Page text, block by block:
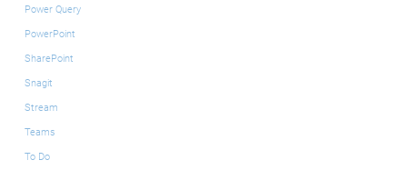
Power Query
PowerPoint
SharePoint
Snagit
Stream
Teams
To Do